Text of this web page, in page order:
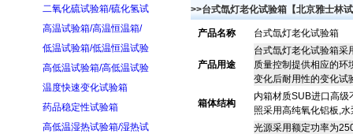
二氧化硫试验箱/硫化氢试
高温试验箱/高温恒温箱/
低温试验箱/低温恒温试验
高低温试验箱/高低温试验
温度快速变化试验箱
药品稳定性试验箱
高低温湿热试验箱/湿热试
>>台式氙灯老化试验箱【北京雅士林
产品名称 台式氙灯老化试验箱
产品用途
台式氙灯老化试验箱采
质量控制提供相应的环
变化后耐用性的变化试
箱体结构
内箱材质SUB进口高级
照采用高纯氧化铝板,
光源采用额定功率为